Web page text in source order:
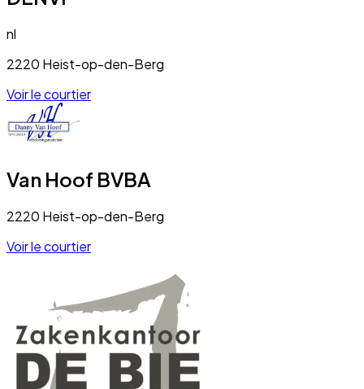
nl
2220 Heist-op-den-Berg
Voir le courtier
Van Hoof BVBA
2220 Heist-op-den-Berg
Voir le courtier